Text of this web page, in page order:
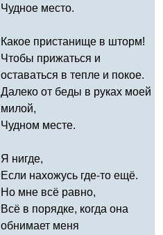
Чудное место.
Какое пристанище в шторм!
Чтобы прижаться и
оставаться в тепле и покое.
Далеко от беды в руках моей
милой,
Чудном месте.
Я нигде,
Если нахожусь где-то ещё.
Но мне всё равно,
Всё в порядке, когда она
обнимает меня